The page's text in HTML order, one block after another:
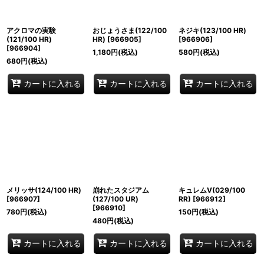
アクロマの実験
(121/100 HR)
[966904]
680円(税込)
カートに入れる
おじょうさま(122/100
HR) [966905]
1,180円(税込)
カートに入れる
ネジキ(123/100 HR)
[966906]
580円(税込)
カートに入れる
メリッサ(124/100 HR)
[966907]
780円(税込)
カートに入れる
崩れたスタジアム
(127/100 UR)
[966910]
480円(税込)
カートに入れる
キュレムV(029/100
RR) [966912]
150円(税込)
カートに入れる